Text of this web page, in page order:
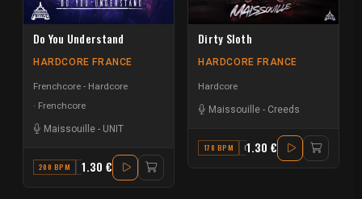
Do You Understand
HARDCORE FRANCE
Frenchcore - Hardcore
Frenchcore
Maissouille - UNIT
200 BPM G1.30 €
Dirty Sloth
HARDCORE FRANCE
Hardcore
Maissouille - Creeds
178 BPM G MINOR
1.30 €